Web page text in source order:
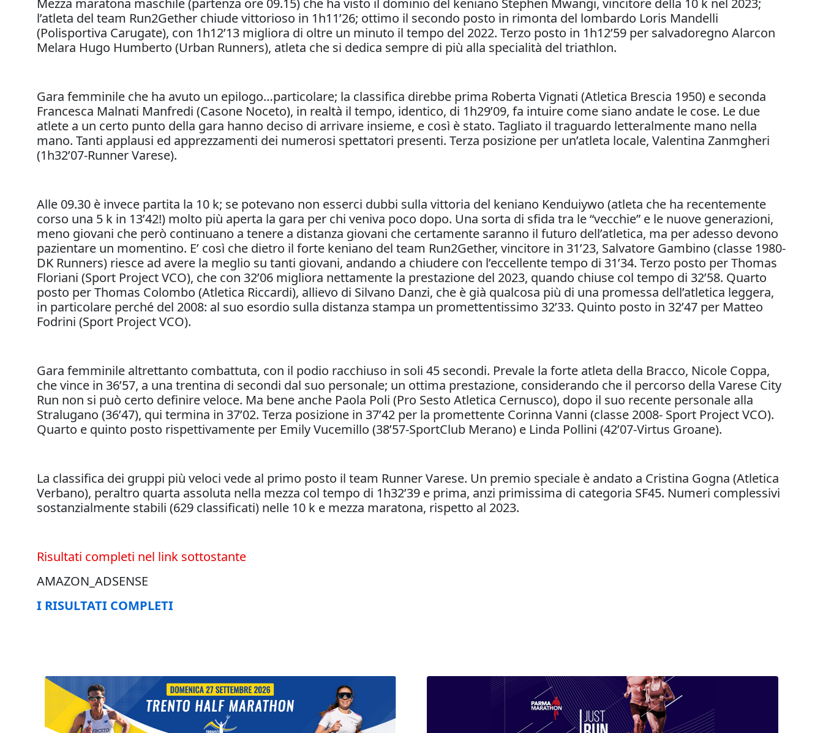
Mezza maratona maschile (partenza ore 09.15) che ha visto il dominio del keniano Stephen Mwangi, vincitore della 10 k nel 2023;
l’atleta del team Run2Gether chiude vittorioso in 1h11’26; ottimo il secondo posto in rimonta del lombardo Loris Mandelli
(Polisportiva Carugate), con 1h12’13 migliora di oltre un minuto il tempo del 2022. Terzo posto in 1h12’59 per salvadoregno Alarcon
Melara Hugo Humberto (Urban Runners), atleta che si dedica sempre di più alla specialità del triathlon.
Gara femminile che ha avuto un epilogo…particolare; la classifica direbbe prima Roberta Vignati (Atletica Brescia 1950) e seconda
Francesca Malnati Manfredi (Casone Noceto), in realtà il tempo, identico, di 1h29’09, fa intuire come siano andate le cose. Le due
atlete a un certo punto della gara hanno deciso di arrivare insieme, e così è stato. Tagliato il traguardo letteralmente mano nella
mano. Tanti applausi ed apprezzamenti dei numerosi spettatori presenti. Terza posizione per un’atleta locale, Valentina Zanmgheri
(1h32’07-Runner Varese).
Alle 09.30 è invece partita la 10 k; se potevano non esserci dubbi sulla vittoria del keniano Kenduiywo (atleta che ha recentemente
corso una 5 k in 13’42!) molto più aperta la gara per chi veniva poco dopo. Una sorta di sfida tra le “vecchie” e le nuove generazioni,
meno giovani che però continuano a tenere a distanza giovani che certamente saranno il futuro dell’atletica, ma per adesso devono
pazientare un momentino. E’ così che dietro il forte keniano del team Run2Gether, vincitore in 31’23, Salvatore Gambino (classe 1980-
DK Runners) riesce ad avere la meglio su tanti giovani, andando a chiudere con l’eccellente tempo di 31’34. Terzo posto per Thomas
Floriani (Sport Project VCO), che con 32’06 migliora nettamente la prestazione del 2023, quando chiuse col tempo di 32’58. Quarto
posto per Thomas Colombo (Atletica Riccardi), allievo di Silvano Danzi, che è già qualcosa più di una promessa dell’atletica leggera,
in particolare perché del 2008: al suo esordio sulla distanza stampa un promettentissimo 32’33. Quinto posto in 32’47 per Matteo
Fodrini (Sport Project VCO).
Gara femminile altrettanto combattuta, con il podio racchiuso in soli 45 secondi. Prevale la forte atleta della Bracco, Nicole Coppa,
che vince in 36’57, a una trentina di secondi dal suo personale; un ottima prestazione, considerando che il percorso della Varese City
Run non si può certo definire veloce. Ma bene anche Paola Poli (Pro Sesto Atletica Cernusco), dopo il suo recente personale alla
Stralugano (36’47), qui termina in 37’02. Terza posizione in 37’42 per la promettente Corinna Vanni (classe 2008- Sport Project VCO).
Quarto e quinto posto rispettivamente per Emily Vucemillo (38’57-SportClub Merano) e Linda Pollini (42’07-Virtus Groane).
La classifica dei gruppi più veloci vede al primo posto il team Runner Varese. Un premio speciale è andato a Cristina Gogna (Atletica
Verbano), peraltro quarta assoluta nella mezza col tempo di 1h32’39 e prima, anzi primissima di categoria SF45. Numeri complessivi
sostanzialmente stabili (629 classificati) nelle 10 k e mezza maratona, rispetto al 2023.
Risultati completi nel link sottostante
AMAZON_ADSENSE
I RISULTATI COMPLETI